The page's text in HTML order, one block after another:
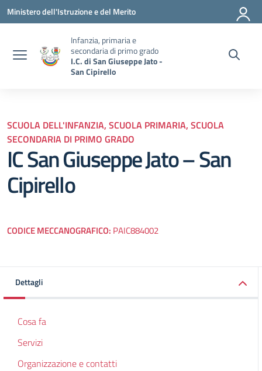
Vai ai contenuti
Vai al menu di navigazione
Vai al footer
Ministero dell'Istruzione e del Merito
Infanzia, primaria e
secondaria di primo grado
I.C. di San Giuseppe Jato -
San Cipirello
SCUOLA DELL'INFANZIA, SCUOLA PRIMARIA, SCUOLA
SECONDARIA DI PRIMO GRADO
IC San Giuseppe Jato – San
Cipirello
CODICE MECCANOGRAFICO: PAIC884002
Dettagli
Cosa fa
Servizi
Organizzazione e contatti